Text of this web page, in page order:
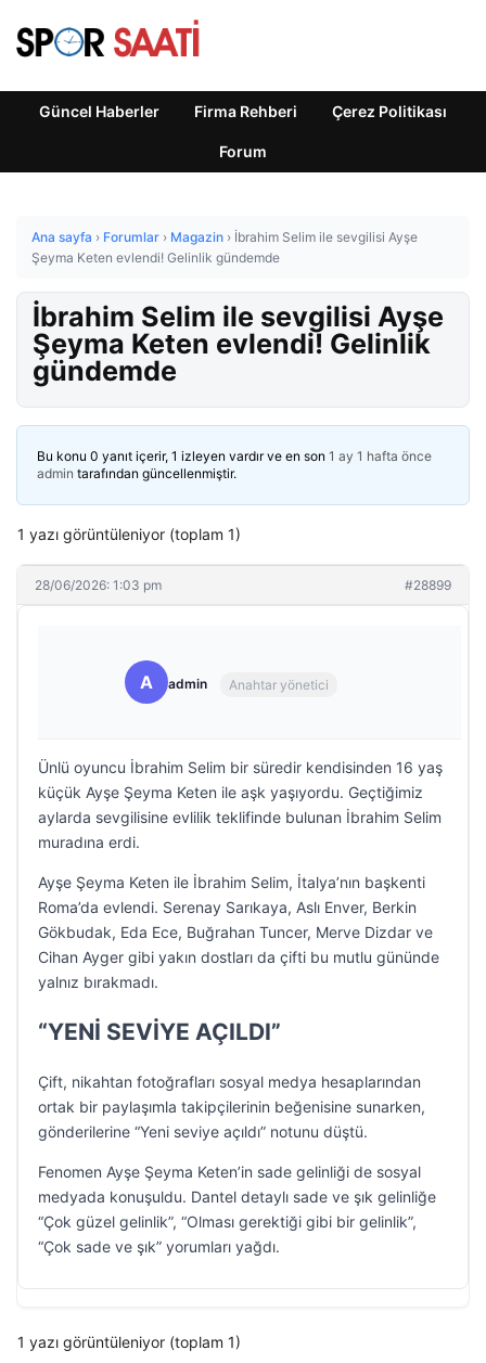
Güncel Haberler Firma Rehberi Çerez Politikası
Forum
Ana sayfa › Forumlar › Magazin › İbrahim Selim ile sevgilisi Ayşe
Şeyma Keten evlendi! Gelinlik gündemde
İbrahim Selim ile sevgilisi Ayşe
Şeyma Keten evlendi! Gelinlik
gündemde
Bu konu 0 yanıt içerir, 1 izleyen vardır ve en son 1 ay 1 hafta önce
admin tarafından güncellenmiştir.
1 yazı görüntüleniyor (toplam 1)
28/06/2026: 1:03 pm #28899
A admin Anahtar yönetici
Ünlü oyuncu İbrahim Selim bir süredir kendisinden 16 yaş
küçük Ayşe Şeyma Keten ile aşk yaşıyordu. Geçtiğimiz
aylarda sevgilisine evlilik teklifinde bulunan İbrahim Selim
muradına erdi.
Ayşe Şeyma Keten ile İbrahim Selim, İtalya’nın başkenti
Roma’da evlendi. Serenay Sarıkaya, Aslı Enver, Berkin
Gökbudak, Eda Ece, Buğrahan Tuncer, Merve Dizdar ve
Cihan Ayger gibi yakın dostları da çifti bu mutlu gününde
yalnız bırakmadı.
“YENİ SEVİYE AÇILDI”
Çift, nikahtan fotoğrafları sosyal medya hesaplarından
ortak bir paylaşımla takipçilerinin beğenisine sunarken,
gönderilerine “Yeni seviye açıldı” notunu düştü.
Fenomen Ayşe Şeyma Keten’in sade gelinliği de sosyal
medyada konuşuldu. Dantel detaylı sade ve şık gelinliğe
“Çok güzel gelinlik”, “Olması gerektiği gibi bir gelinlik”,
“Çok sade ve şık” yorumları yağdı.
1 yazı görüntüleniyor (toplam 1)